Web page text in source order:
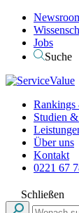
Jobs
Suche
Rankings
Studien
Über uns
Kontakt
0221 67
Schließen